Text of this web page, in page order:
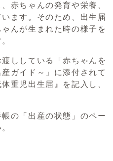
赤ちゃんの発育や栄養、
ます。そのため、出生届
んが生まれた時の様子を
ししている「赤ちゃんを
ガイド～」に添付されて
重児出生届』を記入し、
の「出産の状態」のペー